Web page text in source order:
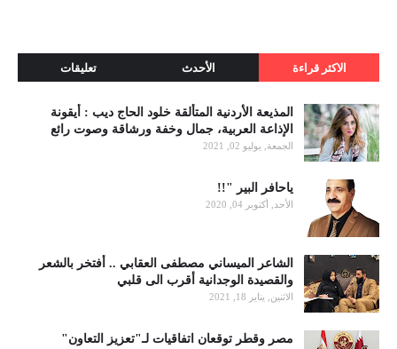
الاكثر قراءة الأحدث تعليقات
المذيعة الأردنية المتألقة خلود الحاج ديب : أيقونة
الإذاعة العربية، جمال وخفة ورشاقة وصوت رائع
الجمعة, يوليو 02, 2021
ياحافر البير "!!
الأحد, أكتوبر 04, 2020
الشاعر الميساني مصطفى العقابي .. أفتخر بالشعر
والقصيدة الوجدانية أقرب الى قلبي
الاثنين, يناير 18, 2021
مصر وقطر توقعان اتفاقيات لـ"تعزيز التعاون"